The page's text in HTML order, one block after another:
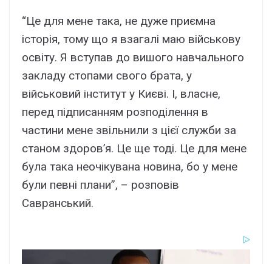
“Це для мене така, не дуже приємна
історія, тому що я взагалі маю військову
освіту. Я вступав до вишого навчального
закладу стопами свого брата, у
військовий інститут у Києві. І, власне,
перед підписанням розподілення в
частини мене звільнили з цієї служби за
станом здоров’я. Це ще тоді. Це для мене
була така неочікувана новина, бо у мене
були певні плани”, – розповів
Савранський.